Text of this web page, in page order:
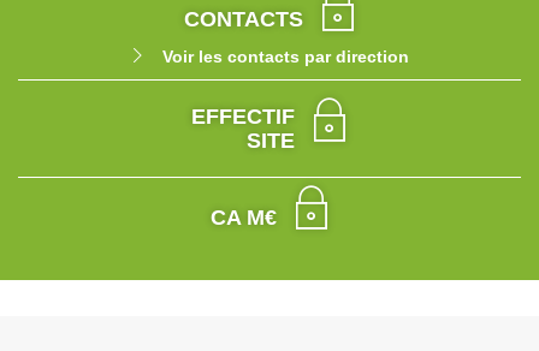
CONTACTS
Voir les contacts par direction
EFFECTIF
SITE
CA M€